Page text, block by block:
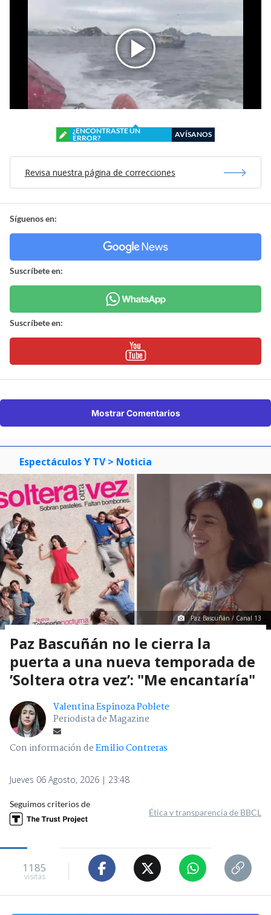
¿ENCONTRASTE UN
ERROR?
AVÍSANOS
Revisa nuestra página de correcciones
Síguenos en:
Suscríbete en:
Suscríbete en:
Mostrar Comentarios
Espectáculos Y TV > Noticia
Paz Bascuñán / Canal 13
Paz Bascuñán no le cierra la
puerta a una nueva temporada de
’Soltera otra vez’: "Me encantaría"
Valentina Espinoza Poblete
Periodista de Magazine
Con información deEmilio Contreras
Jueves 06 Agosto, 2026 | 23:48
Seguimos criterios de
Ética y transparencia de BBCL
1185
visitas